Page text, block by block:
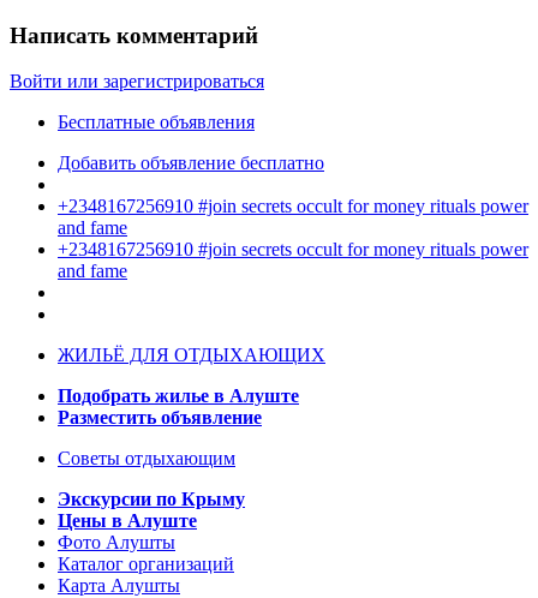
Написать комментарий
Войти или зарегистрироваться
Бесплатные объявления
Добавить объявление бесплатно
+2348167256910 #join secrets occult for money rituals power
and fame
+2348167256910 #join secrets occult for money rituals power
and fame
ЖИЛЬЁ ДЛЯ ОТДЫХАЮЩИХ
Подобрать жилье в Алуште
Разместить объявление
Советы отдыхающим
Экскурсии по Крыму
Цены в Алуште
Фото Алушты
Каталог организаций
Карта Алушты